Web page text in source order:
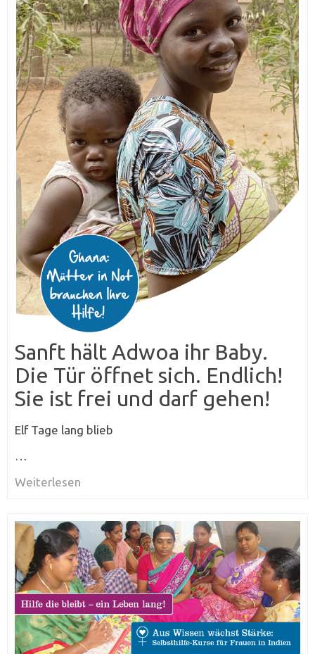
Sanft hält Adwoa ihr Baby.
Die Tür öffnet sich. Endlich!
Sie ist frei und darf gehen!
Elf Tage lang blieb
…
Weiterlesen